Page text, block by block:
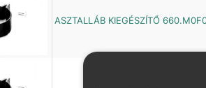
ASZTALLÁB KIEGÉSZÍTŐ